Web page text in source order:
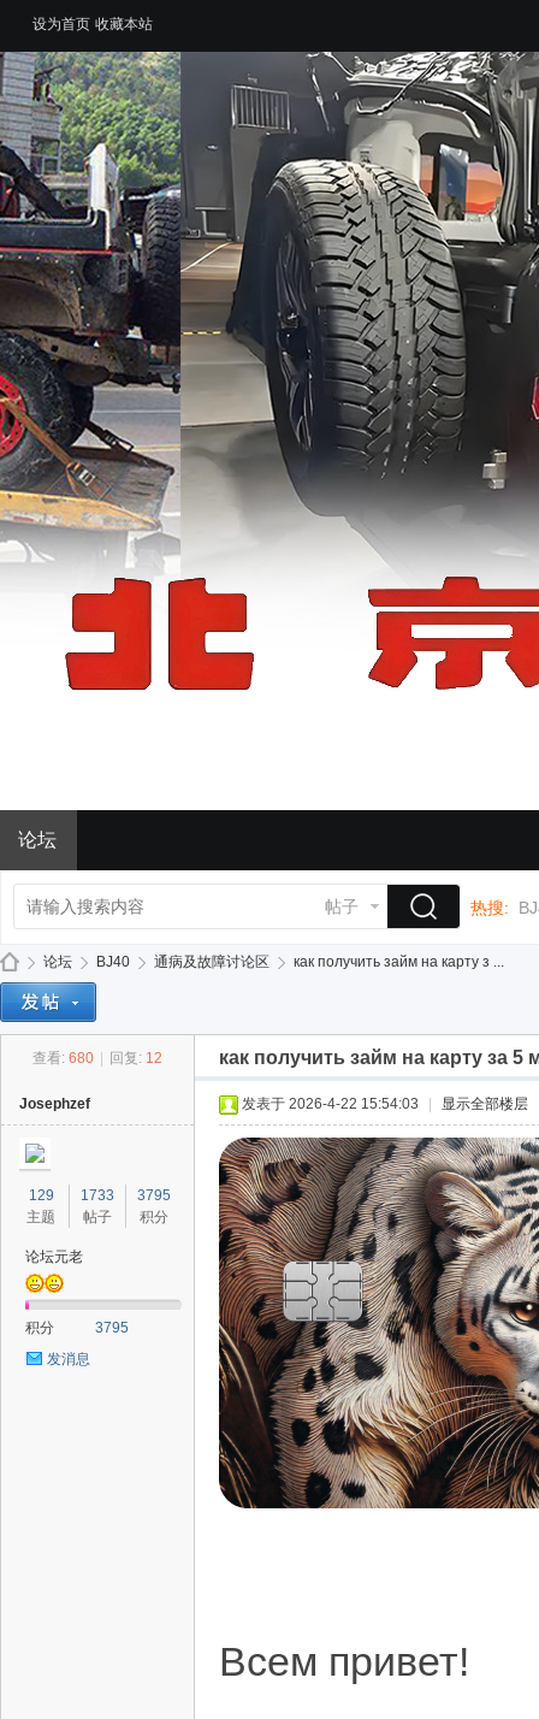
设为首页 收藏本站
论坛
帖子 热搜:
论坛
›
BJ40
›
通病及故障讨论区
›
как получить займ на карту з ...
查看: 680 回复: 12 как получить займ на карту за 5
Josephzef
129
主题
1733
帖子
3795
积分
论坛元老
积分
3795
发消息
发表于 2026-4-22 15:54:03 显示全部楼层
Всем привет!